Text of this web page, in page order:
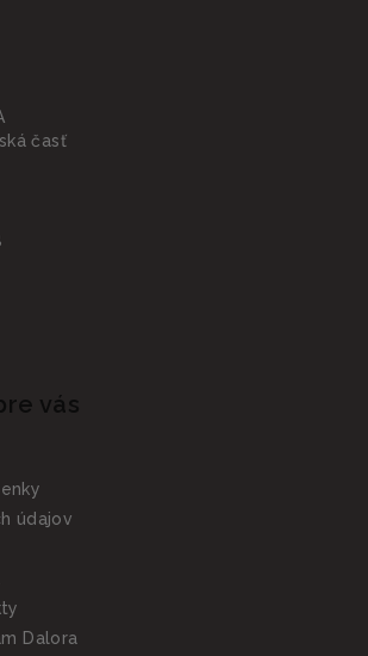
časť
vás
údajov
Dalora